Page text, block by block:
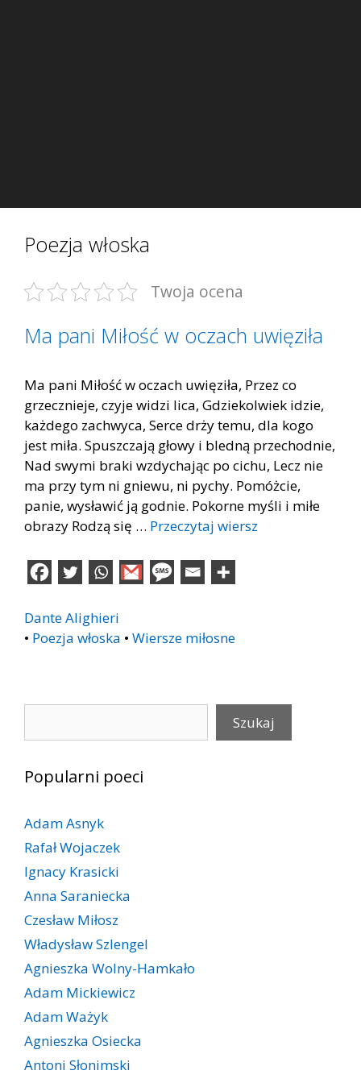
Poezja włoska
Twoja ocena
Ma pani Miłość w oczach uwięziła
Ma pani Miłość w oczach uwięziła, Przez co
grzecznieje, czyje widzi lica, Gdziekolwiek idzie,
każdego zachwyca, Serce drży temu, dla kogo
jest miła. Spuszczają głowy i bledną przechodnie,
Nad swymi braki wzdychając po cichu, Lecz nie
ma przy tym ni gniewu, ni pychy. Pomóżcie,
panie, wysławić ją godnie. Pokorne myśli i miłe
obrazy Rodzą się … Przeczytaj wiersz
Dante Alighieri
• Poezja włoska • Wiersze miłosne
Szukaj
Popularni poeci
Adam Asnyk
Rafał Wojaczek
Ignacy Krasicki
Anna Saraniecka
Czesław Miłosz
Władysław Szlengel
Agnieszka Wolny-Hamkało
Adam Mickiewicz
Adam Ważyk
Agnieszka Osiecka
Antoni Słonimski